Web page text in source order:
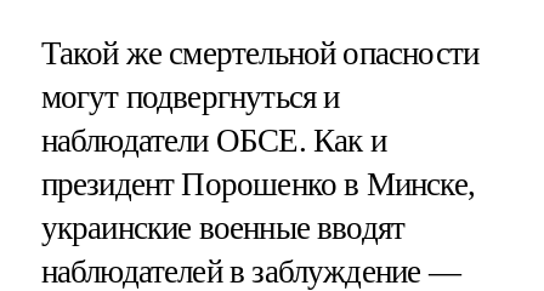
Такой же смертельной опасности
могут подвергнуться и
наблюдатели ОБСЕ. Как и
президент Порошенко в Минске,
украинские военные вводят
наблюдателей в заблуждение —